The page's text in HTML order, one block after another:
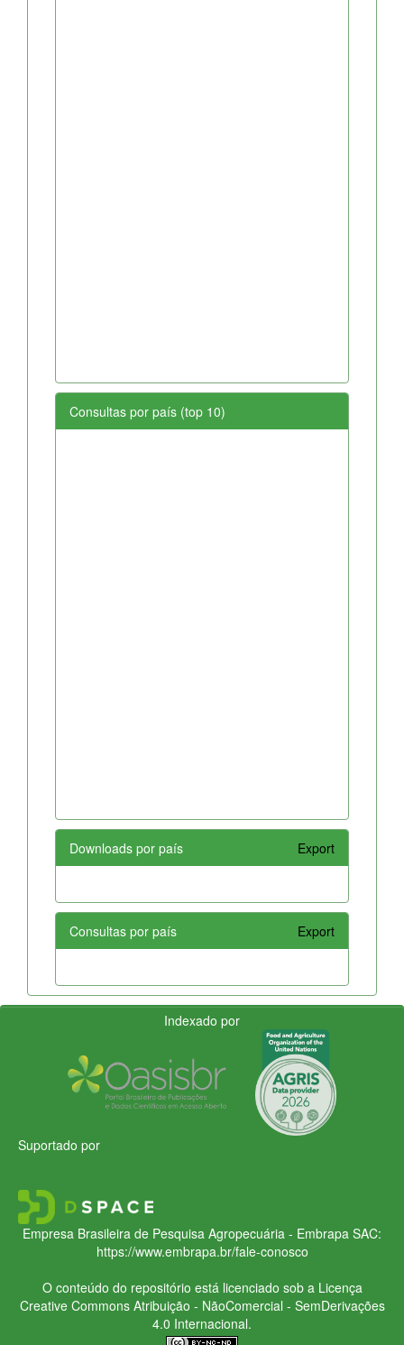
Consultas por país (top 10)
Downloads por país Export
Consultas por país Export
Indexado por
Suportado por
Empresa Brasileira de Pesquisa Agropecuária - Embrapa SAC:
https://www.embrapa.br/fale-conosco
O conteúdo do repositório está licenciado sob a Licença
Creative CommonsAtribuição - NãoComercial - SemDerivações
4.0 Internacional.